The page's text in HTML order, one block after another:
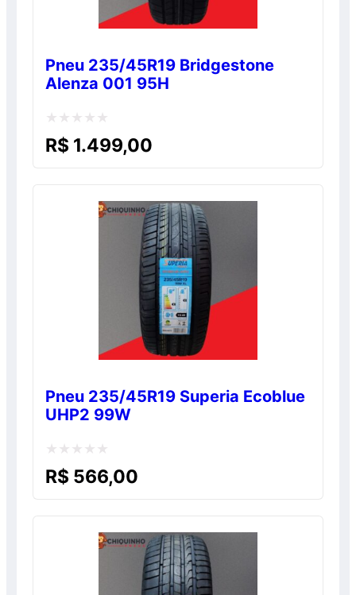
Pneu 235/45R19 Bridgestone
Alenza 001 95H
Avaliação
R$ 1.499,00
Pneu 235/45R19 Superia Ecoblue
UHP2 99W
Avaliação
R$ 566,00